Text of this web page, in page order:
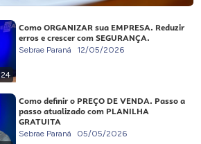
Como ORGANIZAR sua EMPRESA. Reduzir
erros e crescer com SEGURANÇA.
Sebrae Paraná 12/05/2026
Como definir o PREÇO DE VENDA. Passo a
passo atualizado com PLANILHA
GRATUITA
Sebrae Paraná 05/05/2026